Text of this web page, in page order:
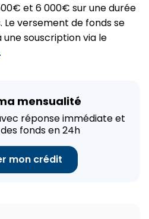
et 6 000€ sur une durée
Le versement de fonds se
souscription via le
.
mensualité
réponse immédiate et
fonds en 24h
mon crédit